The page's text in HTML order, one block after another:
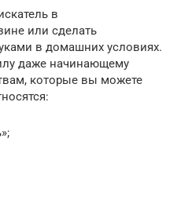
в
или сделать
в домашних условиях.
даже начинающему
которые вы можете